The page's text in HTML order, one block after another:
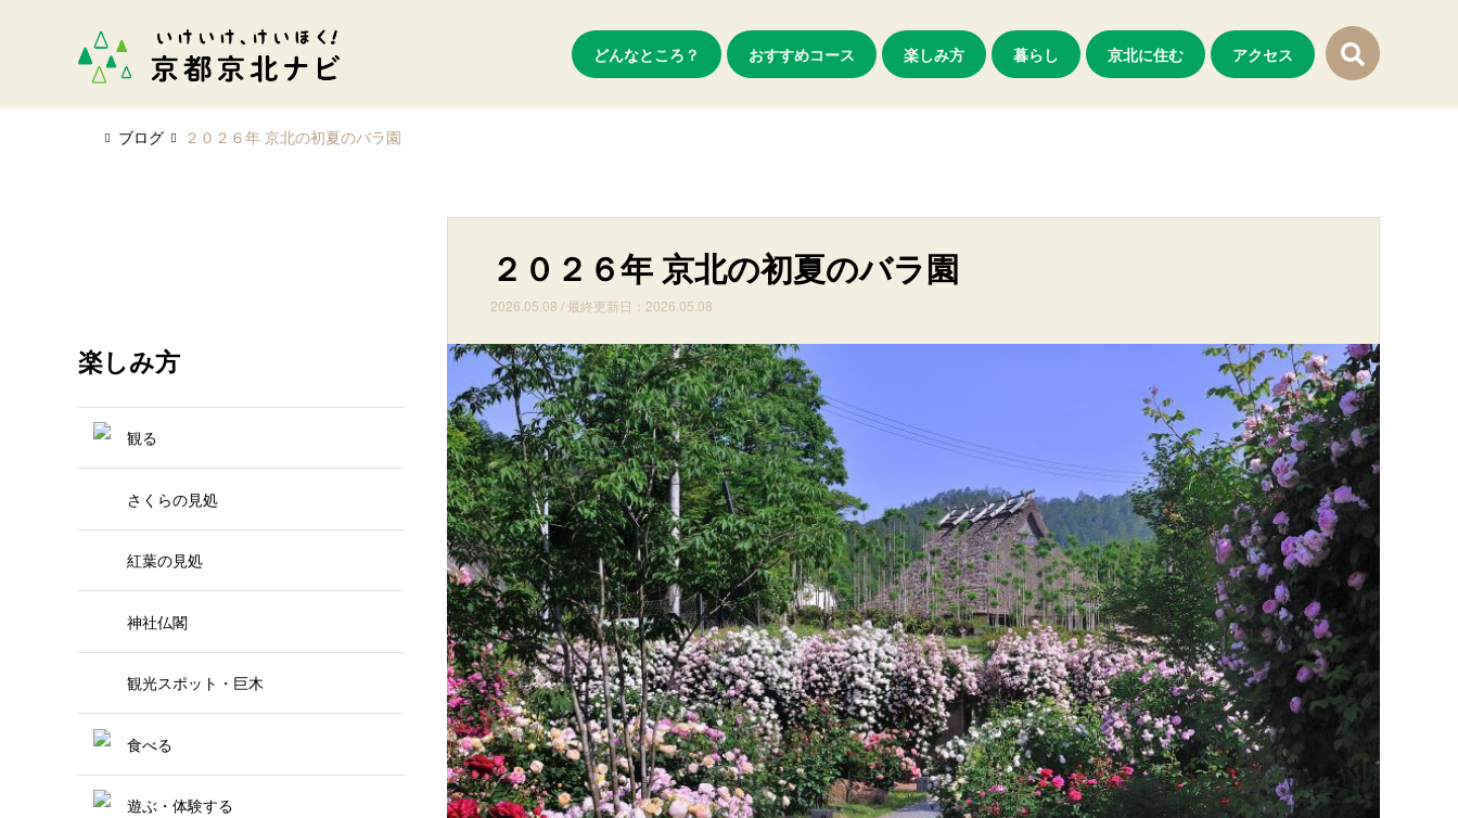
どんなところ？ おすすめコース 楽しみ方 暮らし 京北に住む アクセス
ブログ ２０２６年 京北の初夏のバラ園
２０２６年 京北の初夏のバラ園
2026.05.08 / 最終更新日：2026.05.08
楽しみ方
観る
さくらの見処
紅葉の見処
神社仏閣
観光スポット・巨木
食べる
遊ぶ・体験する